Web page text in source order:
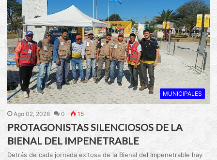
MUNICIPALES
Ago 02, 2026 0 15
PROTAGONISTAS SILENCIOSOS DE LA
BIENAL DEL IMPENETRABLE
Detrás de cada jornada exitosa de la Bienal del Impenetrable hay